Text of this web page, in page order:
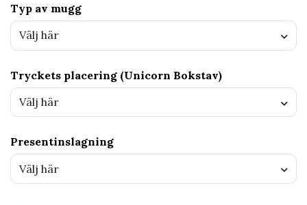
Typ av mugg
Välj här
Tryckets placering (Unicorn Bokstav)
Välj här
Presentinslagning
Välj här